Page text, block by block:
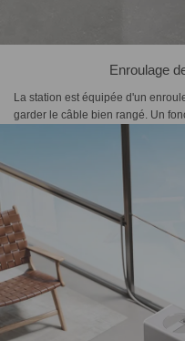
Enroulage
La station est équipée d'un
garder le câble bien rangé. Un